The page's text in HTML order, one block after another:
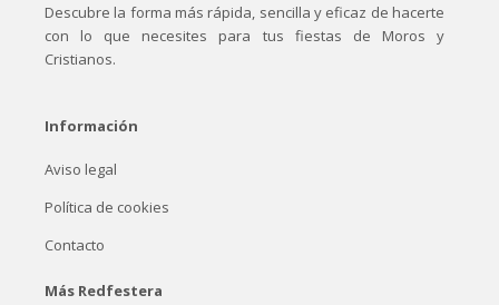
Descubre la forma más rápida, sencilla y eficaz de hacerte
con lo que necesites para tus fiestas de Moros y
Cristianos.
Información
Aviso legal
Política de cookies
Contacto
Más Redfestera